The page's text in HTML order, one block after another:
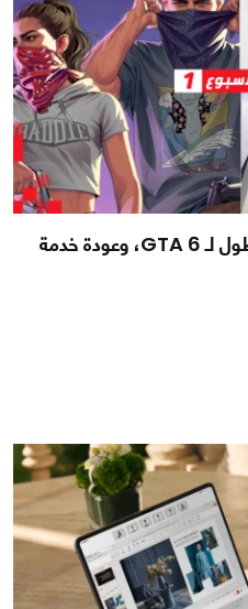
ملخص الأسبوع| استعراض مطول لـ GTA 6، وعودة خدمة